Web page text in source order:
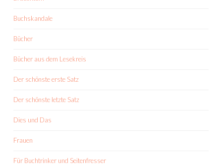
Buchskandale
Bücher
Bücher aus dem Lesekreis
Der schönste erste Satz
Der schönste letzte Satz
Dies und Das
Frauen
Für Buchtrinker und Seitenfresser